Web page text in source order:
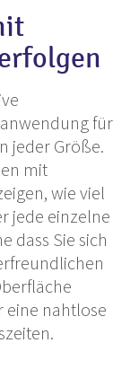
für
jeder Größe.
mit
wie viel
jede einzelne
dass Sie sich
eine nahtlose